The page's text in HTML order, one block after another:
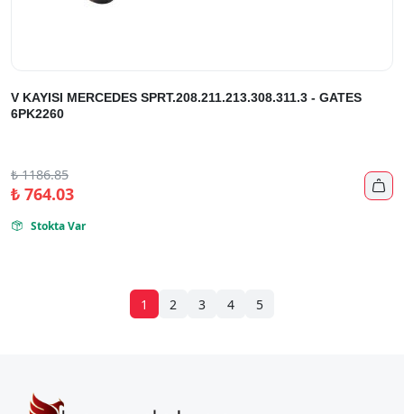
V KAYISI MERCEDES SPRT.208.211.213.308.311.3 - GATES
6PK2260
₺1186.85
₺764.03 
 Stokta Var
1 2 3 4 5